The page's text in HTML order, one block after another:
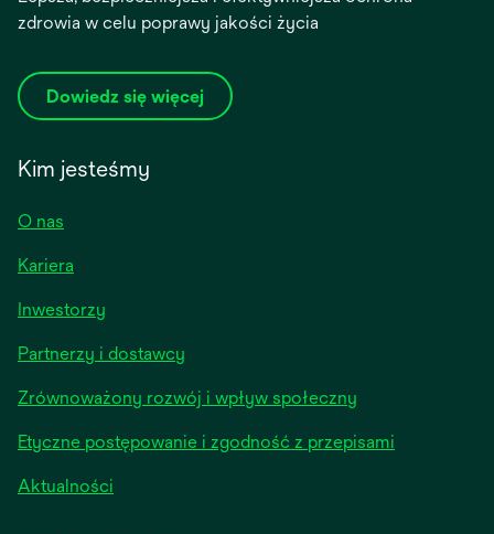
zdrowia w celu poprawy jakości życia
Dowiedz się więcej
Kim jesteśmy
O nas
Kariera
Inwestorzy
a
new
Partnerzy i dostawcy
Zrównoważony rozwój i wpływ społeczny
Etyczne postępowanie i zgodność z przepisami
Aktualności